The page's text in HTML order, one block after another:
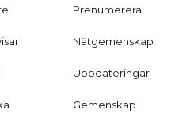
Prenumerera
Nätgemenskap
Uppdateringar
Gemenskap